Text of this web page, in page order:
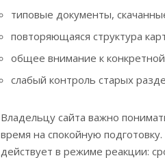
типовые документы,
повторяющаяся структура
общее внимание к
слабый контроль старых
Владельцу сайта важно
время на спокойную
действует в режиме реакции: